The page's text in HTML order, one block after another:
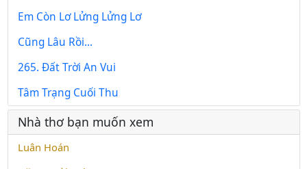
Em Còn Lơ Lửng Lửng Lơ
Cũng Lâu Rồi...
265. Đất Trời An Vui
Tâm Trạng Cuối Thu
Nhà thơ bạn muốn xem
Luân Hoán